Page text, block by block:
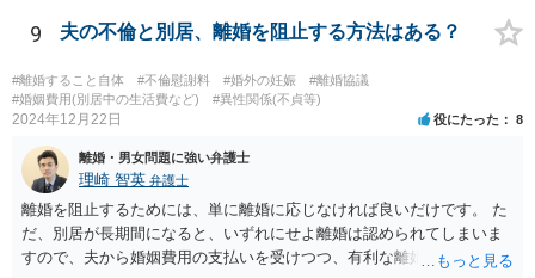
9 夫の不倫と別居、離婚を阻止する方法はある？
#離婚すること自体 #不倫慰謝料 #婚外の妊娠
#離婚協議
#婚姻費用(別居中の生活費など)
#異性関係(不貞等)
2024年12月22日 役にたった 8
離婚・男女問題に強い弁護士
理崎 智英 弁護士
離婚を阻止するためには、単に離婚に応じなければ良いだけです。 た
だ、別居が長期間になると、いずれにせよ離婚は認められてしまいま
すので、夫から婚姻費用の支払いを受けつつ、有利な離婚条件での離